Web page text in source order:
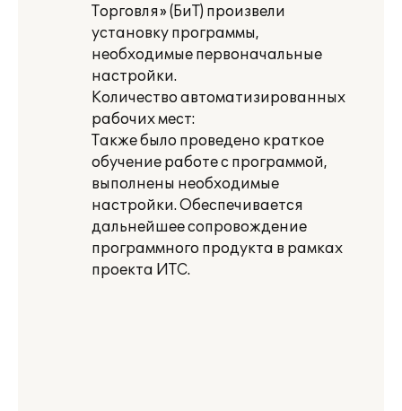
Торговля» (БиТ) произвели
установку программы,
необходимые первоначальные
настройки.
Количество автоматизированных
рабочих мест:
Также было проведено краткое
обучение работе с программой,
выполнены необходимые
настройки. Обеспечивается
дальнейшее сопровождение
программного продукта в рамках
проекта ИТС.